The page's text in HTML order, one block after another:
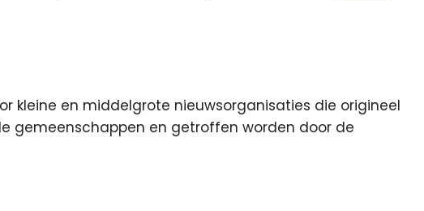
kleine en middelgrote nieuwsorganisaties die origineel
gemeenschappen en getroffen worden door de